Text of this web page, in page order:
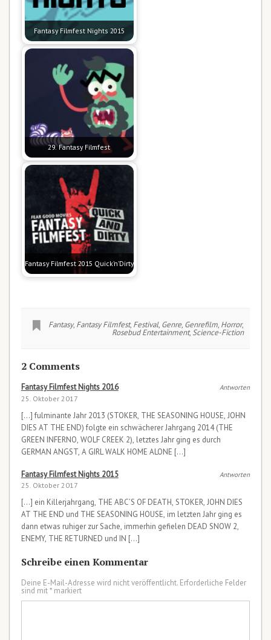
Fantasy Filmfest Nights 2015
29. Fantasy Filmfest
Fantasy Filmfest 2015 Quick’n’Dirty
Fantasy, Fantasy Filmfest, Festival, Genre, Genrefilm, Horror,
Rosebud Entertainment, Science-Fiction
2 Comments
Antworten
Fantasy Filmfest Nights 2016
25. Oktober 2017
[…] fulminante Jahr 2013 (STOKER, THE SEASONING HOUSE, JOHN
DIES AT THE END) folgte ein schwächerer Jahrgang 2014 (THE
GREEN INFERNO, WOLF CREEK 2), letztes Jahr ging es durch
GERMAN ANGST, A GIRL WALK HOME ALONE […]
Antworten
Fantasy Filmfest Nights 2015
25. Oktober 2017
[…] ein Killerjahrgang, THE ABC’S OF DEATH, STOKER, JOHN DIES
AT THE END und THE SEASONING HOUSE, im letzten Jahr ging es
dann etwas ruhiger zur Sache, immerhin gefielen DEAD SNOW 2,
ENEMY, THE RETURNED und IN […]
Schreibe einen Kommentar
Deine E-Mail-Adresse wird nicht veröffentlicht. Erforderliche Felder
sind mit*markiert